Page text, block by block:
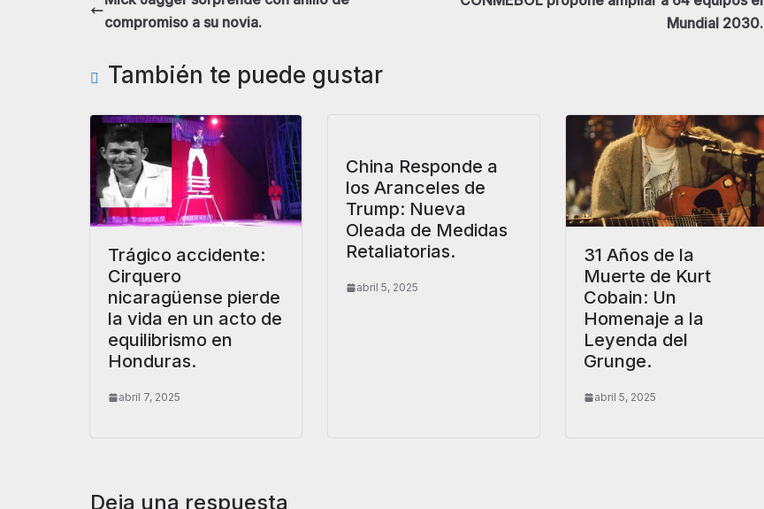
compromiso a su novia.
Mundial 2030.
También te puede gustar
Trágico accidente:
Cirquero
nicaragüense pierde
la vida en un acto de
equilibrismo en
Honduras.
abril 7, 2025
China Responde a
los Aranceles de
Trump: Nueva
Oleada de Medidas
Retaliatorias.
abril 5, 2025
31 Años de la
Muerte de Kurt
Cobain: Un
Homenaje a la
Leyenda del
Grunge.
abril 5, 2025
Deja una respuesta